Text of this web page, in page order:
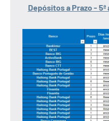
Depósitos a Prazo -